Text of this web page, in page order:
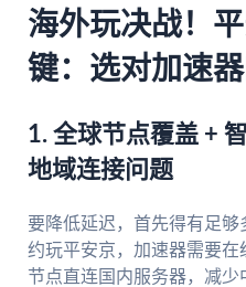
海外玩决战！
键：选对加速
1. 全球节点覆盖 +
地域连接问题
要降低延迟，首先得有足
约玩平安京，加速器需要
节点直连国内服务器，减少